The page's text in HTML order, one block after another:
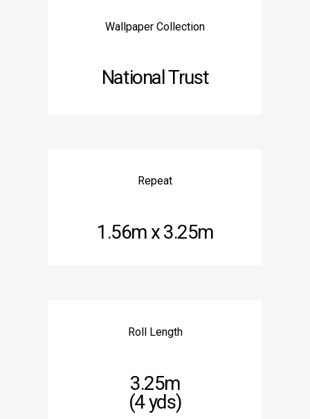
Wallpaper Collection
National Trust
Repeat
1.56m x 3.25m
Roll Length
3.25m
(4 yds)